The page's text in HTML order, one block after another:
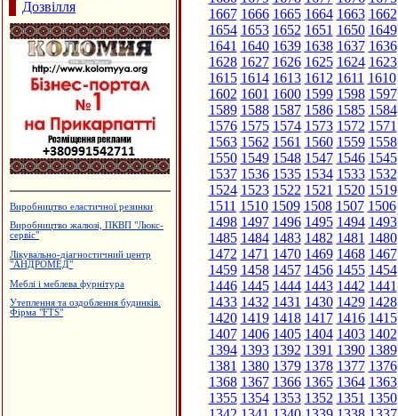
Дозвілля
Виробництво еластичної резинки
Виробництво жалюзі, ПКВП "Люкс-
сервіс"
Лікувально-діагностичний центр
"АНДРОМЕД"
Меблі і меблева фурнітура
Утеплення та оздоблення будинків.
Фірма "FTS"
1667 1666 1665 1664 1663 1662
1654 1653 1652 1651 1650 1649
1641 1640 1639 1638 1637 1636
1628 1627 1626 1625 1624 1623
1615 1614 1613 1612 1611 1610
1602 1601 1600 1599 1598 1597
1589 1588 1587 1586 1585 1584
1576 1575 1574 1573 1572 1571
1563 1562 1561 1560 1559 1558
1550 1549 1548 1547 1546 1545
1537 1536 1535 1534 1533 1532
1524 1523 1522 1521 1520 1519
1511 1510 1509 1508 1507 1506
1498 1497 1496 1495 1494 1493
1485 1484 1483 1482 1481 1480
1472 1471 1470 1469 1468 1467
1459 1458 1457 1456 1455 1454
1446 1445 1444 1443 1442 1441
1433 1432 1431 1430 1429 1428
1420 1419 1418 1417 1416 1415
1407 1406 1405 1404 1403 1402
1394 1393 1392 1391 1390 1389
1381 1380 1379 1378 1377 1376
1368 1367 1366 1365 1364 1363
1355 1354 1353 1352 1351 1350